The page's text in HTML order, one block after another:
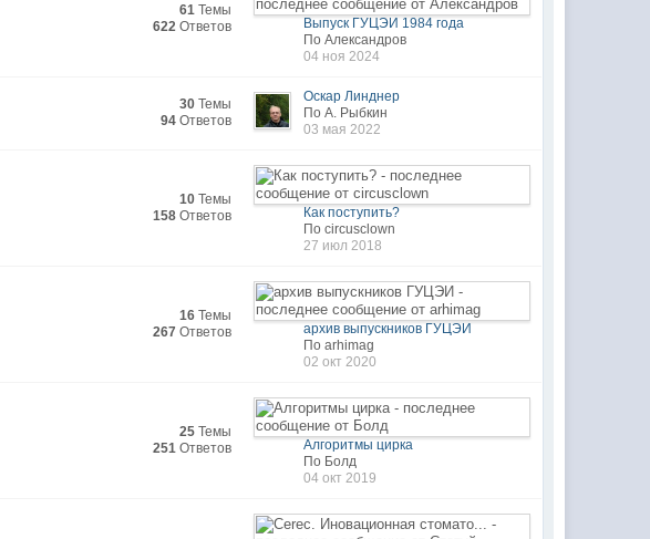
61 Темы
622 Ответов
Выпуск ГУЦЭИ 1984 года
По Александров
04 ноя 2024
30 Темы
94 Ответов
Оскар Линднер
По А. Рыбкин
03 мая 2022
10 Темы
158 Ответов
Как поступить?
По circusclown
27 июл 2018
16 Темы
267 Ответов
архив выпускников ГУЦЭИ
По arhimag
02 окт 2020
25 Темы
251 Ответов
Алгоритмы цирка
По Болд
04 окт 2019